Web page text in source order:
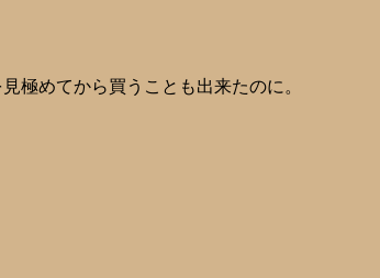
極めてから買うことも出来たのに。